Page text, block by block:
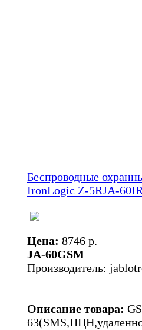
Беспроводные
IronLogic Z-5RJA-
Цена: 8746 p.
JA-60GSM
Производитель:
Описание товара: